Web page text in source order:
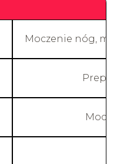
Moczenie nóg,